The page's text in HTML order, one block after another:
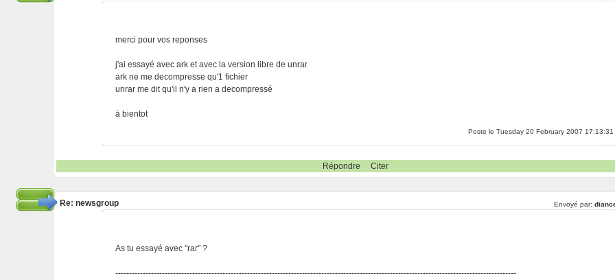
merci pour vos reponses
j'ai essayé avec ark et avec la version libre de unrar
ark ne me decompresse qu'1 fichier
unrar me dit qu'il n'y a rien a decompressé
à bientot
Poste le Tuesday 20 February 2007 17:13:31
Répondre Citer
Re: newsgroup Envoyé par:
As tu essayé avec "rar" ?
--------------------------------------------------------------------------------------------------------------------------------------------------